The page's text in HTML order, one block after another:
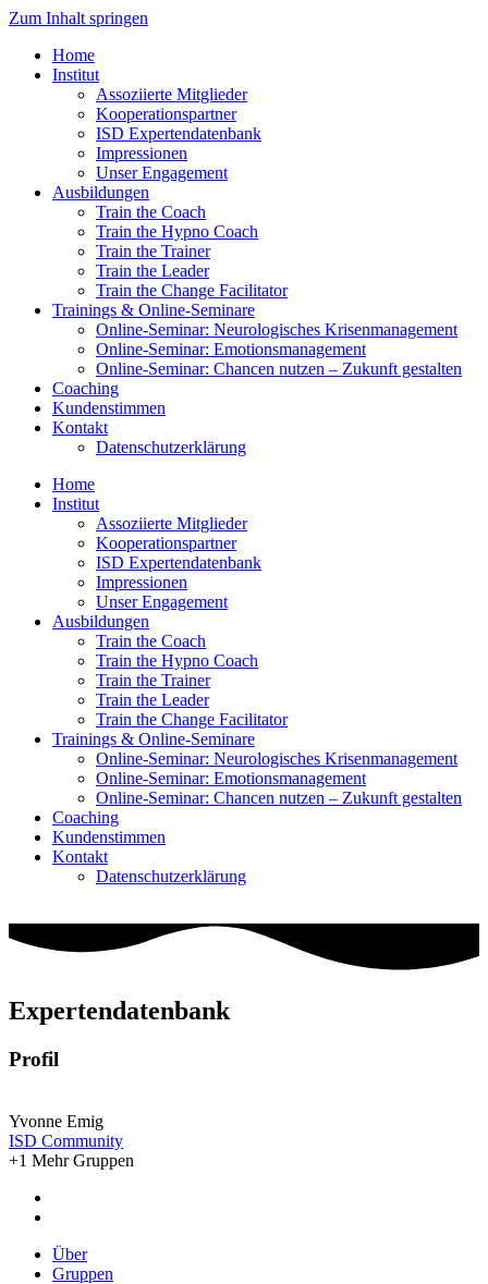
Zum Inhalt springen
Home
Institut
Assoziierte Mitglieder
Kooperationspartner
ISD Expertendatenbank
Impressionen
Unser Engagement
Ausbildungen
Train the Coach
Train the Hypno Coach
Train the Trainer
Train the Leader
Train the Change Facilitator
Trainings & Online-Seminare
Online-Seminar: Neurologisches Krisenmanagement
Online-Seminar: Emotionsmanagement
Online-Seminar: Chancen nutzen – Zukunft gestalten
Coaching
Kundenstimmen
Kontakt
Datenschutzerklärung
Home
Institut
Assoziierte Mitglieder
Kooperationspartner
ISD Expertendatenbank
Impressionen
Unser Engagement
Ausbildungen
Train the Coach
Train the Hypno Coach
Train the Trainer
Train the Leader
Train the Change Facilitator
Trainings & Online-Seminare
Online-Seminar: Neurologisches Krisenmanagement
Online-Seminar: Emotionsmanagement
Online-Seminar: Chancen nutzen – Zukunft gestalten
Coaching
Kundenstimmen
Kontakt
Datenschutzerklärung
Expertendatenbank
Profil
Yvonne Emig
ISD Community
+1 Mehr Gruppen
Über
Gruppen